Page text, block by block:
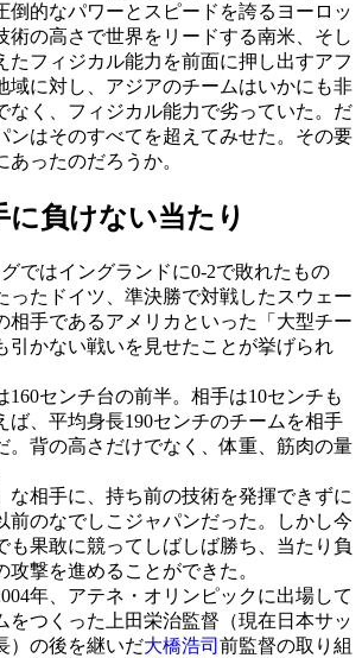
倒的なパワーとスピードを誇るヨーロッ
術の高さで世界をリードする南米、そし
たフィジカル能力を前面に押し出すアフ
域に対し、アジアのチームはいかにも非
なく、フィジカル能力で劣っていた。だ
ンはそのすべてを超えてみせた。その要
ったのだろうか。
に負けない当たり
ではイングランドに0-2で敗れたもの
ったドイツ、準決勝で対戦したスウェー
相手であるアメリカといった「大型チー
引かない戦いを見せたことが挙げられ
センチ台の前半。相手は10センチも
ば、平均身長190センチのチームを相手
。背の高さだけでなく、体重、筋肉の量
相手に、持ち前の技術を発揮できずに
前のなでしこジャパンだった。しかし今
も果敢に競ってしばしば勝ち、当たり負
攻撃を進めることができた。
年、アテネ・オリンピックに出場して
をつくった上田栄治監督（現在日本サッ
）の後を継いだ大橋浩司 前監督の取り組